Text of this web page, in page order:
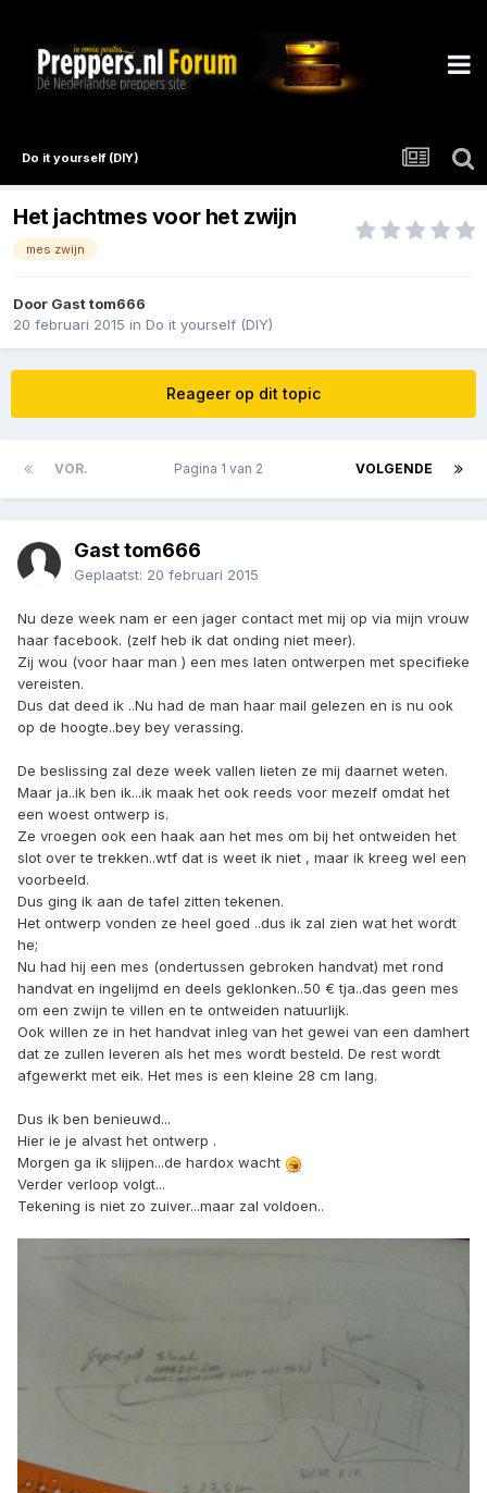
Do it yourself (DIY)
Het jachtmes voor het zwijn
mes zwijn
Door Gast tom666
20 februari 2015 in Do it yourself (DIY)
Reageer op dit topic
VOR. VOLGENDE
Pagina 1 van 2
Gast tom666
Geplaatst: 20 februari 2015
Nu deze week nam er een jager contact met mij op via mijn vrouw
haar facebook. (zelf heb ik dat onding niet meer).
Zij wou (voor haar man ) een mes laten ontwerpen met specifieke
vereisten.
Dus dat deed ik ..Nu had de man haar mail gelezen en is nu ook
op de hoogte..bey bey verassing.
De beslissing zal deze week vallen lieten ze mij daarnet weten.
Maar ja..ik ben ik...ik maak het ook reeds voor mezelf omdat het
een woest ontwerp is.
Ze vroegen ook een haak aan het mes om bij het ontweiden het
slot over te trekken..wtf dat is weet ik niet , maar ik kreeg wel een
voorbeeld.
Dus ging ik aan de tafel zitten tekenen.
Het ontwerp vonden ze heel goed ..dus ik zal zien wat het wordt
he;
Nu had hij een mes (ondertussen gebroken handvat) met rond
handvat en ingelijmd en deels geklonken..50 € tja..das geen mes
om een zwijn te villen en te ontweiden natuurlijk.
Ook willen ze in het handvat inleg van het gewei van een damhert
dat ze zullen leveren als het mes wordt besteld. De rest wordt
afgewerkt met eik. Het mes is een kleine 28 cm lang.
Dus ik ben benieuwd...
Hier ie je alvast het ontwerp .
Morgen ga ik slijpen...de hardox wacht
Verder verloop volgt...
Tekening is niet zo zuiver...maar zal voldoen..